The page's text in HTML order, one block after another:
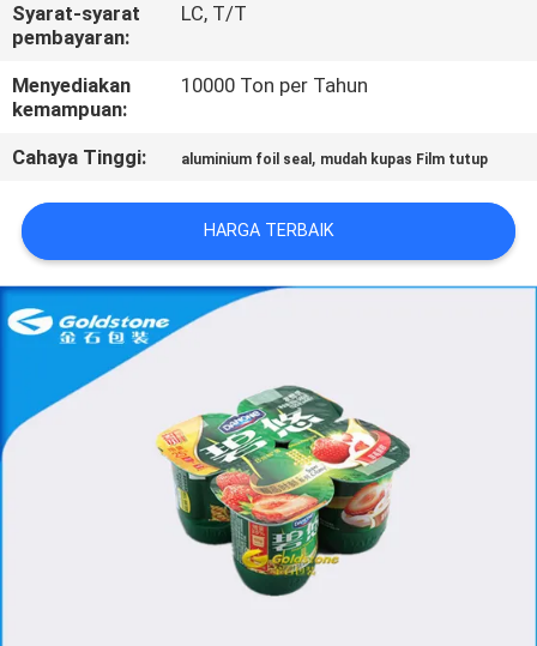
MINTA
KUTIPAN
BERITA
Syarat-syarat
pembayaran:
LC, T/T
Menyediakan
kemampuan:
10000 Ton per Tahun
Cahaya Tinggi: aluminium foil seal , mudah kupas Film tutup
HARGA TERBAIK